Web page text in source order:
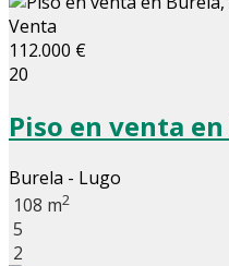
Venta
112.000 €
20
Piso en venta
Burela - Lugo
108 m2
5
2